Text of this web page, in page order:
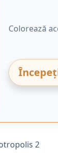
Colorează
2